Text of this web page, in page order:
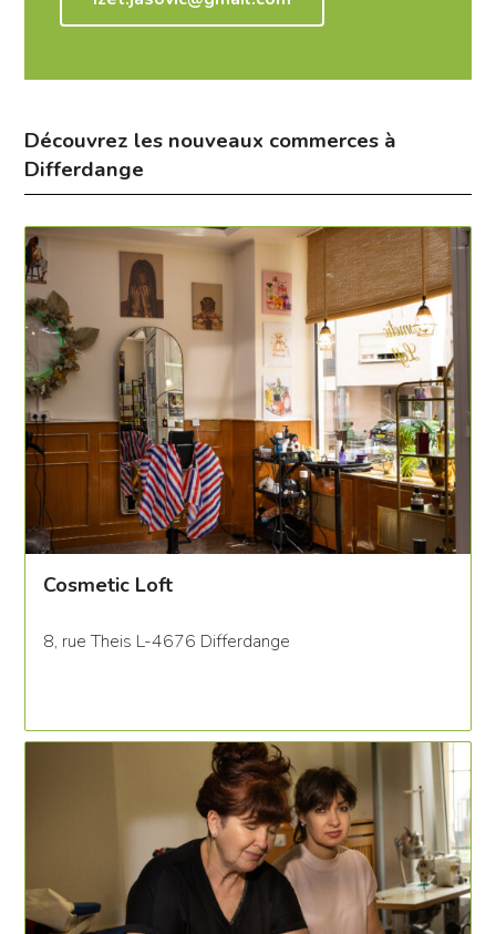
Découvrez les nouveaux commerces à
Differdange
Cosmetic Loft
8, rue Theis L-4676 Differdange